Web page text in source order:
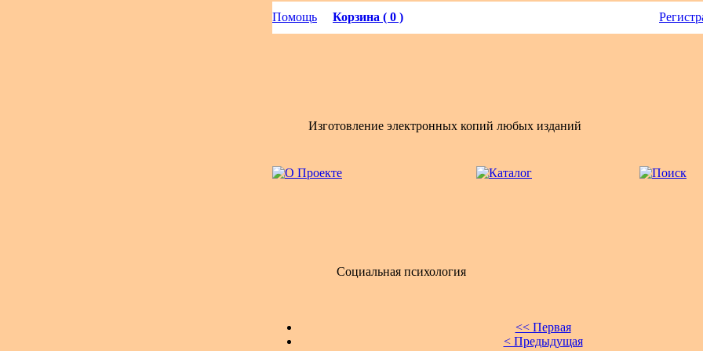
Помощь Корзина ( 0 )
Изготовление электронных копий любых изданий
Социальная психология
<< Первая
< Предыдущая